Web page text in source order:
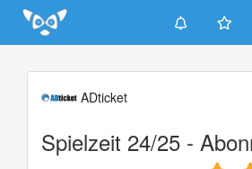
Update cookies preferences
ADticket
Spielzeit 24/25 -